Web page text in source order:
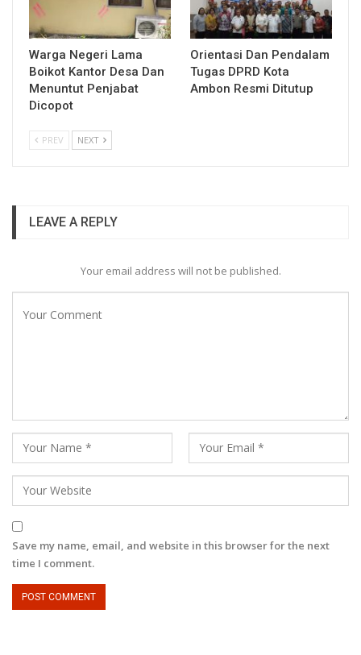
Warga Negeri Lama
Boikot Kantor Desa Dan
Menuntut Penjabat
Dicopot
Orientasi Dan Pendalam
Tugas DPRD Kota
Ambon Resmi Ditutup
PREV NEXT
LEAVE A REPLY
Your email address will not be published.
Save my name, email, and website in this browser for the next
time I comment.